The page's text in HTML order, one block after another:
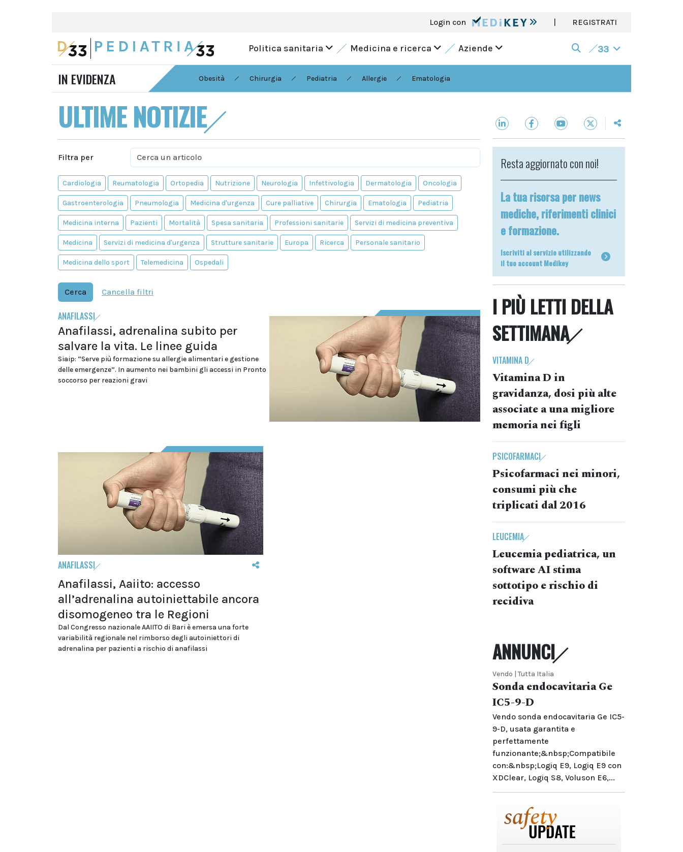
Login con | REGISTRATI
Politica sanitaria Medicina e ricerca Aziende 33
IN EVIDENZA Obesità Chirurgia Pediatria Allergie Ematologia
ULTIME NOTIZIE
Filtra per
Cardiologia Reumatologia Ortopedia Nutrizione Neurologia Infettivologia Dermatologia Oncologia
Gastroenterologia Pneumologia Medicina d'urgenza Cure palliative Chirurgia Ematologia Pediatria
Medicina interna Pazienti Mortalità Spesa sanitaria Professioni sanitarie Servizi di medicina preventiva
Medicina Servizi di medicina d'urgenza Strutture sanitarie Europa Ricerca Personale sanitario
Medicina dello sport Telemedicina Ospedali
Cerca Cancella filtri
ANAFILASSI
Anafilassi, adrenalina subito per
salvare la vita. Le linee guida
Siaip: “Serve più formazione su allergie alimentari e gestione
delle emergenze”. In aumento nei bambini gli accessi in Pronto
soccorso per reazioni gravi
ANAFILASSI
Anafilassi, Aaiito: accesso
all’adrenalina autoiniettabile ancora
disomogeneo tra le Regioni
Dal Congresso nazionale AAIITO di Bari è emersa una forte
variabilità regionale nel rimborso degli autoiniettori di
adrenalina per pazienti a rischio di anafilassi
Resta aggiornato con noi!
La tua risorsa per news
mediche, riferimenti clinici
e formazione.
Iscriviti al servizio utilizzando
il tuo account Medikey
I PIÙ LETTI DELLA
SETTIMANA
VITAMINA D
Vitamina D in
gravidanza, dosi più alte
associate a una migliore
memoria nei figli
PSICOFARMACI
Psicofarmaci nei minori,
consumi più che
triplicati dal 2016
LEUCEMIA
Leucemia pediatrica, un
software AI stima
sottotipo e rischio di
recidiva
ANNUNCI
Vendo | Tutta Italia
Sonda endocavitaria Ge
IC5-9-D
Vendo sonda endocavitaria Ge IC5-
9-D, usata garantita e
perfettamente
funzionante;&nbsp;Compatibile
con:&nbsp;Logiq E9, Logiq E9 con
XDClear, Logiq S8, Voluson E6,...